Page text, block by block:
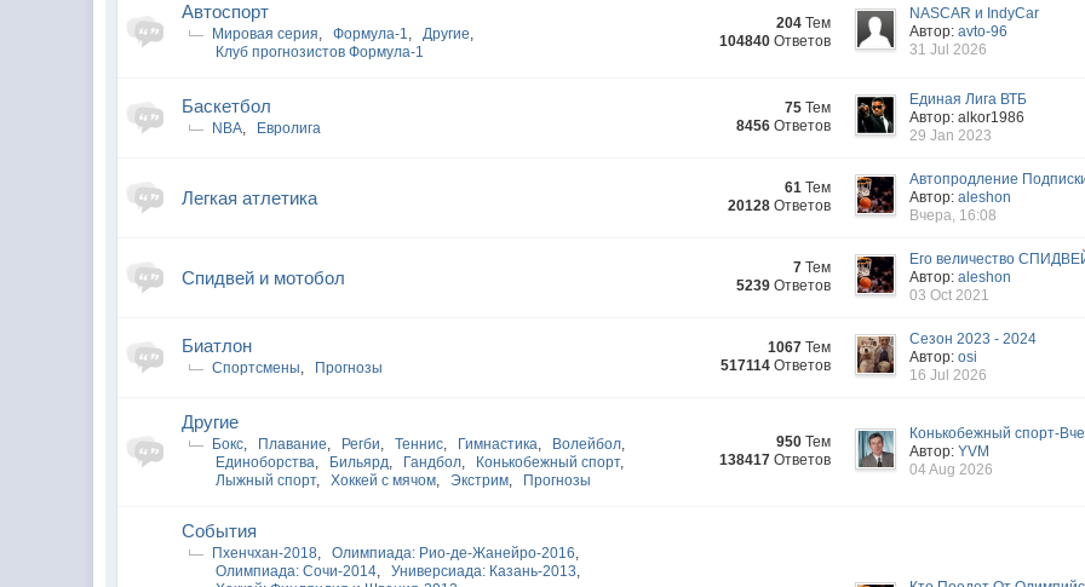
Автоспорт
Мировая серия, Формула-1, Другие,
Клуб прогнозистов Формула-1
204 Тем
104840 Ответов
NASCAR и IndyCar
Автор:avto-96
31 Jul 2026
Баскетбол
NBA, Евролига
75 Тем
8456 Ответов
Единая Лига ВТБ
Автор: alkor1986
29 Jan 2023
Легкая атлетика 61 Тем
20128 Ответов
Автопродление
Автор:aleshon
Вчера, 16:08
Спидвей и мотобол 7 Тем
5239 Ответов
Его величество
Автор:aleshon
03 Oct 2021
Биатлон
Спортсмены, Прогнозы
1067 Тем
517114 Ответов
Сезон 2023 - 2024
Автор:osi
16 Jul 2026
Другие
Бокс, Плавание, Регби, Теннис, Гимнастика, Волейбол,
Единоборства, Бильярд, Гандбол, Конькобежный спорт,
Лыжный спорт, Хоккей с мячом, Экстрим, Прогнозы
950 Тем
138417 Ответов
Конькобежный спорт-
Автор:YVM
04 Aug 2026
Cобытия
Пхенчхан-2018, Олимпиада: Рио-де-Жанейро-2016,
Олимпиада: Сочи-2014, Универсиада: Казань-2013,